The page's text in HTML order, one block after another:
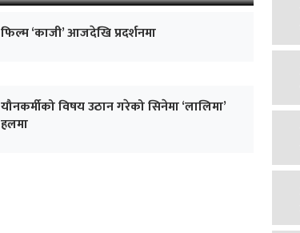
फिल्म ‘काजी’ आजदेखि प्रदर्शनमा
यौनकर्मीको विषय उठान गरेको सिनेमा ‘लालिमा’
हलमा